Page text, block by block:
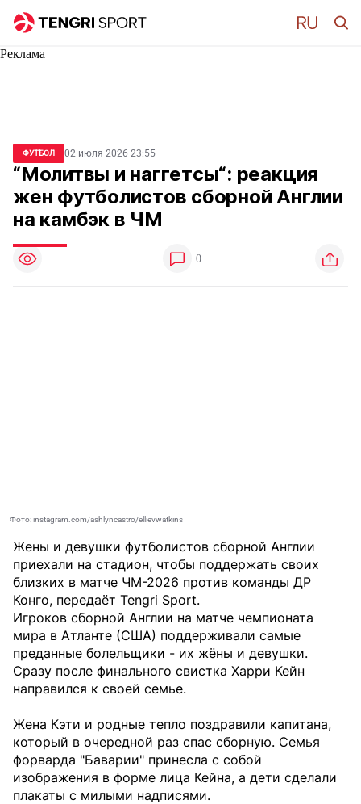
Реклама
ФУТБОЛ 02 июля 2026 23:55
“Молитвы и наггетсы“: реакция
жен футболистов сборной Англии
на камбэк в ЧМ
0
Фото: instagram.com/ashlyncastro/ellievwatkins
Жены и девушки футболистов сборной Англии
приехали на стадион, чтобы поддержать своих
близких в матче ЧМ-2026 против команды ДР
Конго, передаёт Tengri Sport.
Игроков сборной Англии на матче чемпионата
мира в Атланте (США) поддерживали самые
преданные болельщики - их жёны и девушки.
Сразу после финального свистка Харри Кейн
направился к своей семье.
Жена Кэти и родные тепло поздравили капитана,
который в очередной раз спас сборную. Семья
форварда "Баварии" принесла с собой
изображения в форме лица Кейна, а дети сделали
плакаты с милыми надписями.